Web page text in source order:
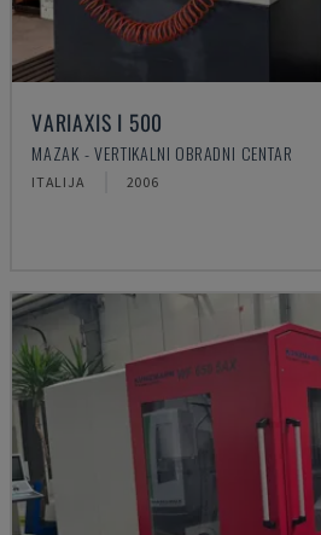
VARIAXIS I 500
MAZAK - VERTIKALNI OBRADNI CENTAR
ITALIJA 2006